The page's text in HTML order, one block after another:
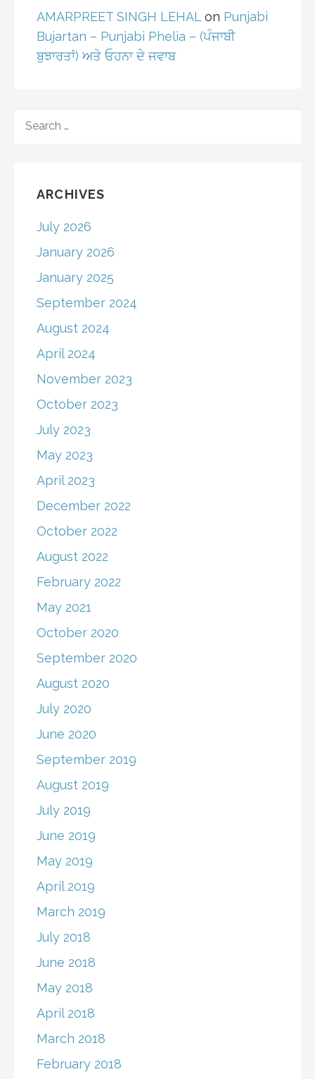
AMARPREET SINGH LEHALon Punjabi
Bujartan – Punjabi Phelia – (ਪੰਜਾਬੀ
ਬੁਝਾਰਤਾਂ) ਅਤੇ ਓਹਨਾ ਦੇ ਜਵਾਬ
FOR:
ARCHIVES
July 2026
January 2026
January 2025
September 2024
August 2024
April 2024
November 2023
October 2023
July 2023
May 2023
April 2023
December 2022
October 2022
August 2022
February 2022
May 2021
October 2020
September 2020
August 2020
July 2020
June 2020
September 2019
August 2019
July 2019
June 2019
May 2019
April 2019
March 2019
July 2018
June 2018
May 2018
April 2018
March 2018
February 2018